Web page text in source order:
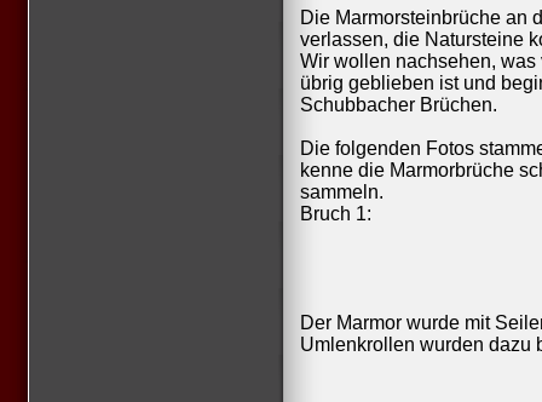
Die Marmorsteinbrüche an
verlassen, die Natursteine
Wir wollen nachsehen,
übrig geblieben ist und
Schubbacher Brüchen.
Die folgenden Fotos
kenne die Marmorbrüche
sammeln.
Bruch 1:
Der Marmor wurde mit
Umlenkrollen wurden dazu